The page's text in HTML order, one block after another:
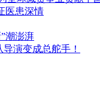
医患深情
潮澎湃
演变成总舵手！